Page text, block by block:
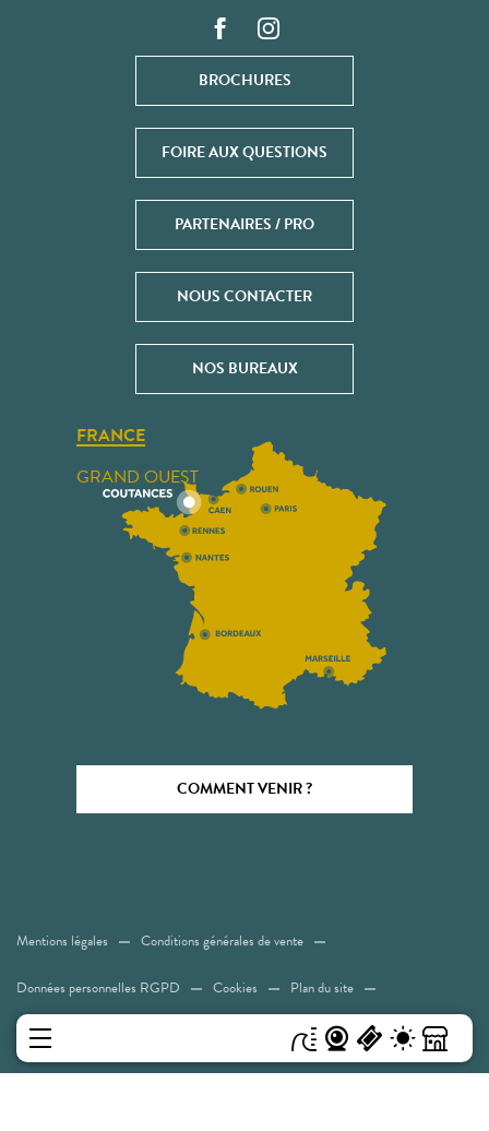
BROCHURES
FOIRE AUX QUESTIONS
PARTENAIRES / PRO
NOUS CONTACTER
NOS BUREAUX
FRANCE
GRAND OUEST
COMMENT VENIR ?
Mentions légales Conditions générales de vente
Données personnelles RGPD Cookies Plan du site
Accessibilité: Non conforme